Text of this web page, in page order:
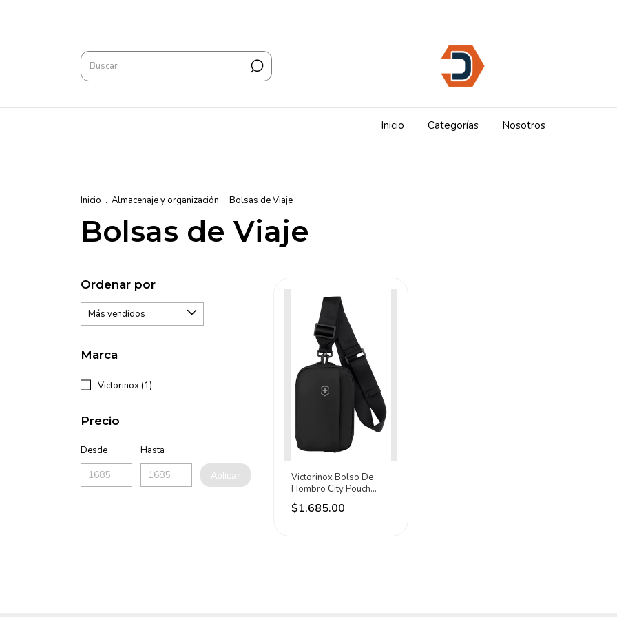
Inicio Categorías Nosotros
Inicio . Almacenaje y organización . Bolsas de Viaje
Bolsas de Viaje
Ordenar por
Marca
Victorinox (1)
Precio
Desde Hasta
Aplicar
Victorinox Bolso De
Hombro City Pouch
Travel Essentials Rfid
Negro Lisa
$1,685.00